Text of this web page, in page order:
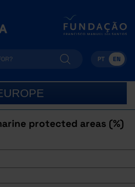
PT EN
protected areas (%)